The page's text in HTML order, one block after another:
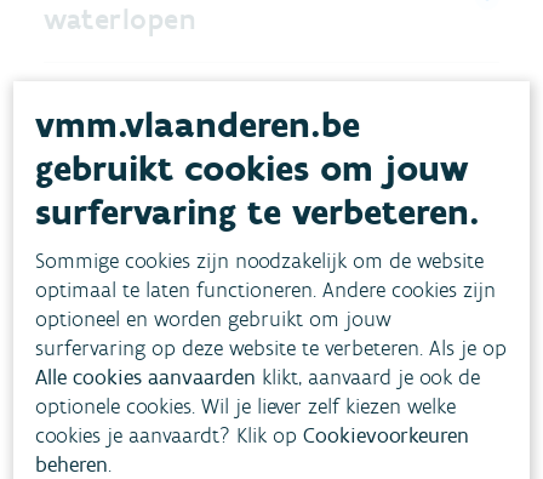
waterlopen
Watertoets
Projecten op het terrein
Waterbeleid
Waar mogelijk herstelt de VMM de natuurlijke toestand
van de waterlopen door middel van hermeandering,
vmm.vlaanderen.be
gebruikt cookies om jouw
surfervaring te verbeteren.
Sommige cookies zijn noodzakelijk om de website
optimaal te laten functioneren. Andere cookies zijn
optioneel en worden gebruikt om jouw
surfervaring op deze website te verbeteren. Als je op
Alle cookies aanvaarden klikt, aanvaard je ook de
optionele cookies. Wil je liever zelf kiezen welke
cookies je aanvaardt? Klik opCookievoorkeuren
beheren.